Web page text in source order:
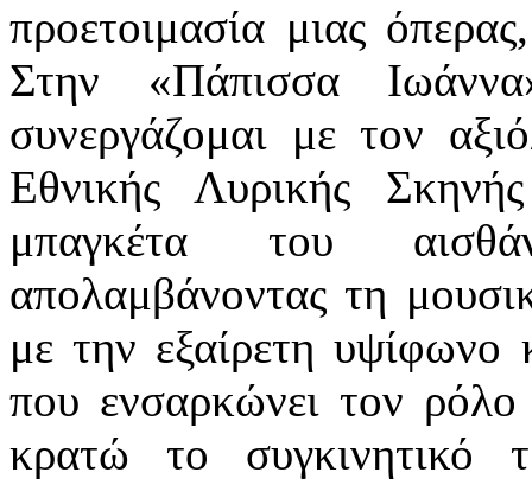
προετοιμασία μιας
Στην «Πάπισσα
συνεργάζομαι με τον
Εθνικής Λυρικής
μπαγκέτα του
απολαμβάνοντας τη
με την εξαίρετη
που ενσαρκώνει τον
κρατώ το συγκινητικό